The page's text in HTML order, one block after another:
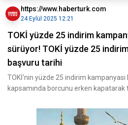
https://www.haberturk.com
24 Eylül 2025 12:21
TOKİ yüzde 25 indirim
sürüyor! TOKİ yüzde 25
başvuru tarihi
TOKİ'nin yüzde 25 indirim kampanyası
kapsamında borcunu erken kapatarak tapusunu hemen teslim